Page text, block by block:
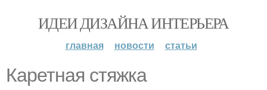
ИДЕИ ДИЗАЙНА ИНТЕРЬЕРА
главная новости статьи
Каретная стяжка